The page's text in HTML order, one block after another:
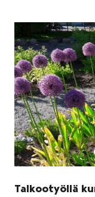
Talkootyöllä